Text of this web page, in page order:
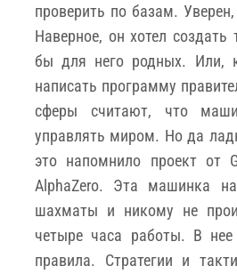
проверить по базам.
Наверное, он хотел создать
бы для него родных. Или,
написать программу
сферы считают, что
управлять миром. Но да
это напомнило проект от
AlphaZero. Эта машинка
шахматы и никому не
четыре часа работы. В
правила. Стратегии и